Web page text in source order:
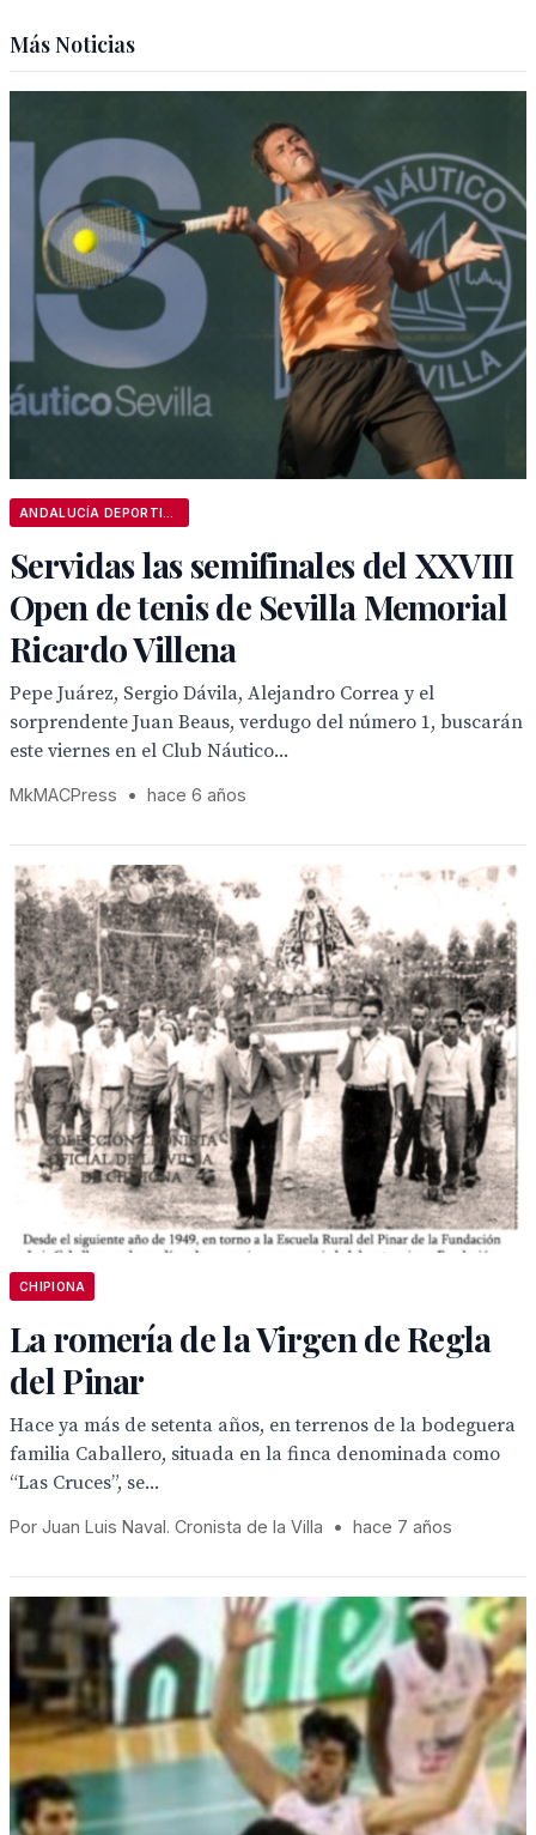
Más Noticias
Servidas las semifinales del XXVIII
Open de tenis de Sevilla Memorial
Ricardo Villena
Pepe Juárez, Sergio Dávila, Alejandro Correa y el
sorprendente Juan Beaus, verdugo del número 1, buscarán
este viernes en el Club Náutico...
MkMACPress • hace 6 años
CHIPIONA
La romería de la Virgen de Regla
del Pinar
Hace ya más de setenta años, en terrenos de la bodeguera
familia Caballero, situada en la finca denominada como
“Las Cruces”, se...
Por Juan Luis Naval. Cronista de la Villa • hace 7 años